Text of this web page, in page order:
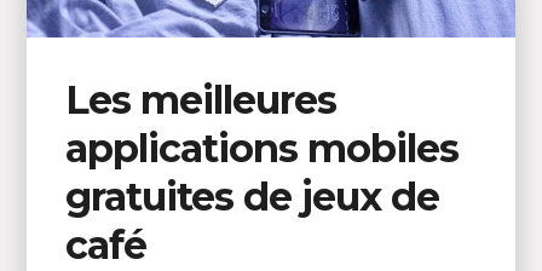
Les meilleures
applications mobiles
gratuites de jeux de
café